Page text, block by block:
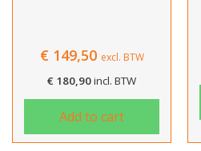
€149,50 excl. BTW
€ 180,90incl. BTW
Add to cart